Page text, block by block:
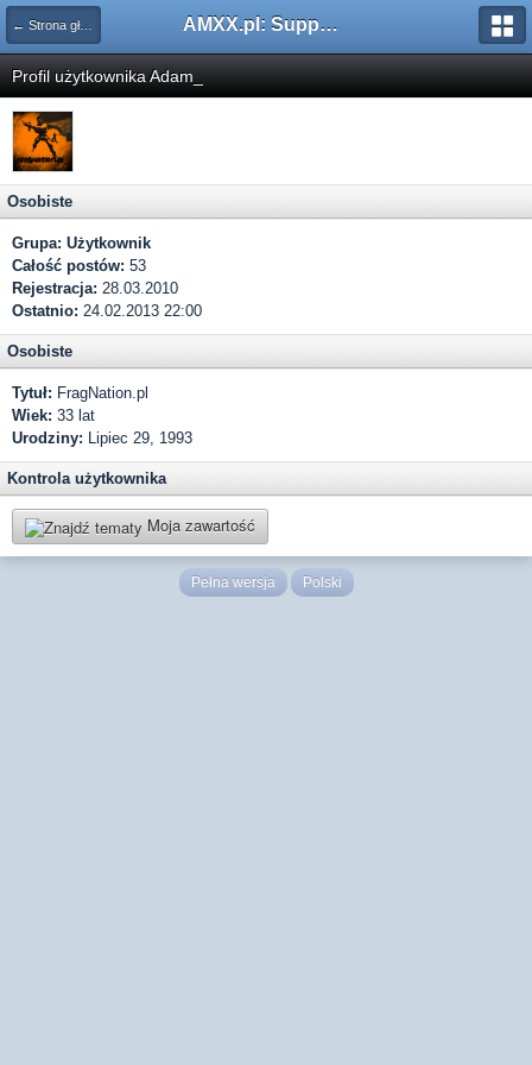
← Strona główna AMXX.pl: Support AMX Mod X i SourceMod
Profil użytkownika Adam_
Osobiste
Grupa: Użytkownik
Całość postów: 53
Rejestracja: 28.03.2010
Ostatnio: 24.02.2013 22:00
Osobiste
Tytuł: FragNation.pl
Wiek: 33 lat
Urodziny: Lipiec 29, 1993
Kontrola użytkownika
Moja zawartość
Pełna wersja Polski